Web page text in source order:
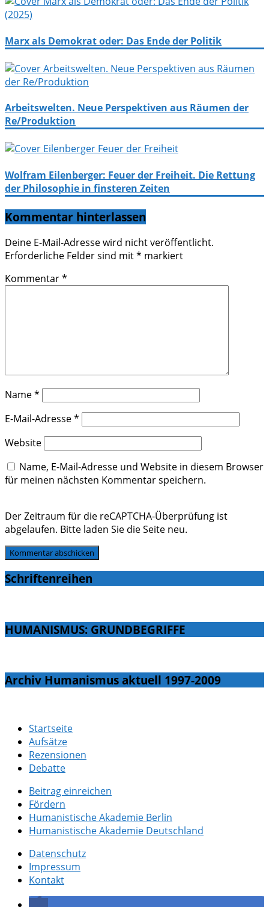
Marx als Demokrat oder: Das Ende der Politik
Arbeitswelten. Neue Perspektiven aus Räumen der
Re/Produktion
Wolfram Eilenberger: Feuer der Freiheit. Die Rettung
der Philosophie in finsteren Zeiten
Kommentar hinterlassen
Deine E-Mail-Adresse wird nicht veröffentlicht.
Erforderliche Felder sind mit* markiert
Kommentar*
Name*
E-Mail-Adresse*
Website
Name, E-Mail-Adresse und Website in diesem Browser
für meinen nächsten Kommentar speichern.
Der Zeitraum für die reCAPTCHA-Überprüfung ist
abgelaufen. Bitte laden Sie die Seite neu.
Schriftenreihen
HUMANISMUS: GRUNDBEGRIFFE
Archiv Humanismus aktuell 1997-2009
Startseite
Aufsätze
Rezensionen
Debatte
Beitrag einreichen
Fördern
Humanistische Akademie Berlin
Humanistische Akademie Deutschland
Datenschutz
Impressum
Kontakt